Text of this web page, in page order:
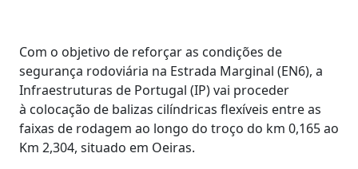
Com o objetivo de reforçar as condições de
segurança rodoviária na Estrada Marginal (EN6), a
Infraestruturas de Portugal (IP) vai proceder
à colocação de balizas cilíndricas flexíveis entre as
faixas de rodagem ao longo do troço do km 0,165 ao
Km 2,304, situado em Oeiras.